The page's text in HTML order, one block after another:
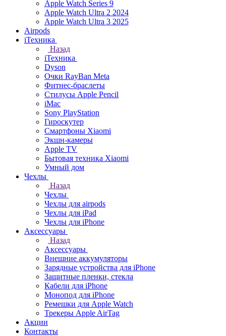
Apple Watch Series 9
Apple Watch Ultra 2 2024
Apple Watch Ultra 3 2025
Airpods
iТехника
Назад
iТехника
Dyson
Очки RayBan Meta
Фитнес-браслеты
Стилусы Apple Pencil
iMac
Sony PlayStation
Гироскутер
Смартфоны Xiaomi
Экшн-камеры
Apple TV
Бытовая техника Xiaomi
Умный дом
Чехлы
Назад
Чехлы
Чехлы для airpods
Чехлы для iPad
Чехлы для iPhone
Аксессуары
Назад
Аксессуары
Внешние аккумуляторы
Зарядные устройства для iPhone
Защитные пленки, стекла
Кабели для iPhone
Монопод для iPhone
Ремешки для Apple Watch
Трекеры Apple AirTag
Акции
Контакты